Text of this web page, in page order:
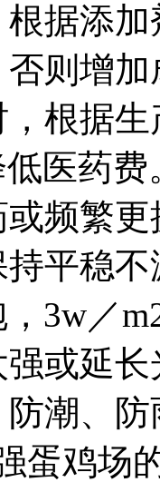
据添
则增
根据
医药
频繁
平稳
3w／
或延
潮、
强蛋鸡